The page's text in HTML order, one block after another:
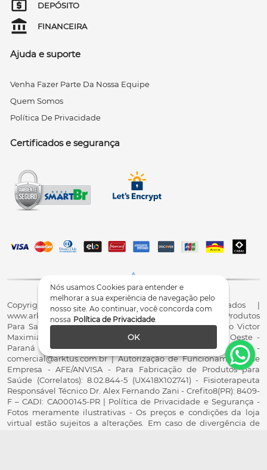
Nós usamos Cookies para entender e
melhorar a sua experiência de navegação pelo
nosso site. Ao continuar, você concorda com
nossa Política de Privacidade.
OK
DEPÓSITO
FINANCEIRA
Ajuda e suporte
Venha Fazer Parte Da Nossa Equipe
Quem Somos
Política De Privacidade
Certificados e segurança
Copyright© 2026 - Todos os direitos reservados |
www.arktus.com.br | Arktus Indústria e Comércio de Produtos
Para Saúde Ltda | CNPJ: 01.417.367/0001-78 | R. Antônio Victor
Maximiano, 107, Parque Industrial II, Santa Tereza do Oeste -
Paraná - CEP 85825-900 - Fale conosco: 0800 200 8022 -
comercial@arktus.com.br | Autorização de Funcionamento de
Empresa - AFE/ANVISA - Para Fabricação de Produtos para
Saúde (Correlatos): 8.02.844-5 (UX418X102741) - Fisioterapeuta
Responsável Técnico Dr. Alex Fernando Zani - Crefito8(PR): 8409-
F – CADI: CA000145-PR | Política de Privacidade e Segurança -
Fotos meramente ilustrativas - Os preços e condições da loja
virtual estão sujeitos a alterações. Em caso de divergência de